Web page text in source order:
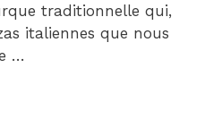
traditionnelle qui,
italiennes que nous
…